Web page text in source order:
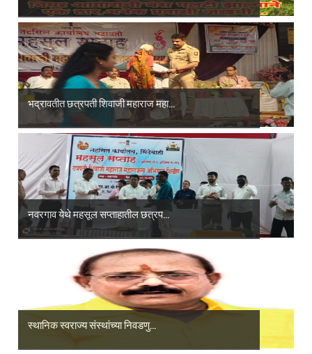
भद्रावतीत छत्रपती शिवाजी महाराज महा...
नवरगाव येथे महसूल सप्ताहातील छत्रप...
स्थानिक स्वराज्य संस्थांच्या निवडणु...